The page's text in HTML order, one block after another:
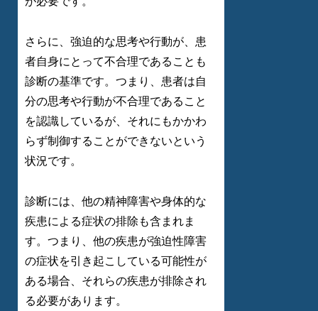
さらに、強迫的な思考や行動が、患
者自身にとって不合理であることも
診断の基準です。つまり、患者は自
分の思考や行動が不合理であること
を認識しているが、それにもかかわ
らず制御することができないという
状況です。
診断には、他の精神障害や身体的な
疾患による症状の排除も含まれま
す。つまり、他の疾患が強迫性障害
の症状を引き起こしている可能性が
ある場合、それらの疾患が排除され
る必要があります。